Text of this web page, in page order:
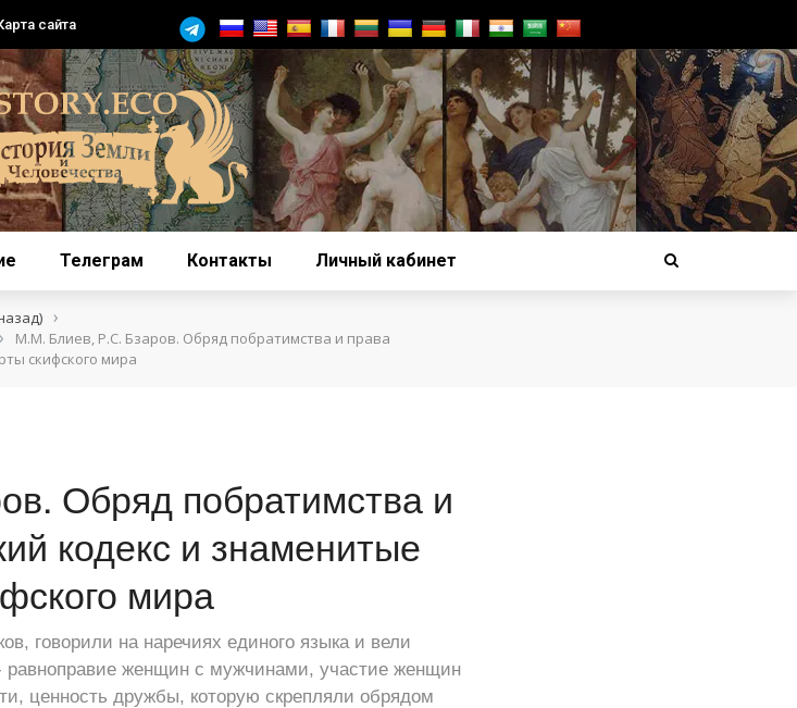
сайта
Телеграм Контакты Личный кабинет
›
›
М.М. Блиев, Р.С. Бзаров. Обряд побратимства и права
скифского мира
Обряд побратимства и
кодекс и знаменитые
мира
говорили на наречиях единого языка и вели
женщин с мужчинами, участие женщин
ценность дружбы, которую скрепляли обрядом